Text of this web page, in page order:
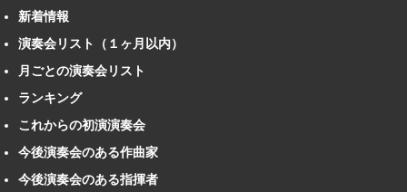
新着情報
演奏会リスト（１ヶ月以内）
月ごとの演奏会リスト
ランキング
これからの初演演奏会
今後演奏会のある作曲家
今後演奏会のある指揮者